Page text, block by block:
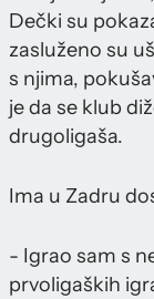
Dečki su
zasluženo su
s njima,
je da se klub
drugoligaša.
Ima u Zadru
- Igrao sam s
prvoligaških